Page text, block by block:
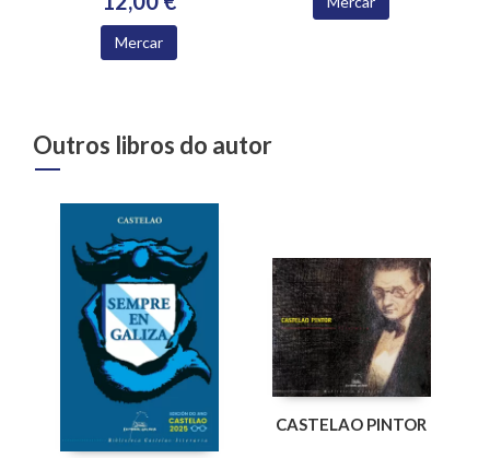
Mercar
Outros libros do autor
CASTELAO PINTOR